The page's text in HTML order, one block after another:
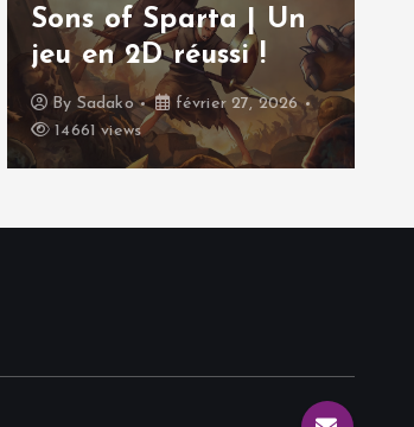
Sons of Sparta | Un
jeu en 2D réussi !
By Sadako
février 27, 2026
14661 views